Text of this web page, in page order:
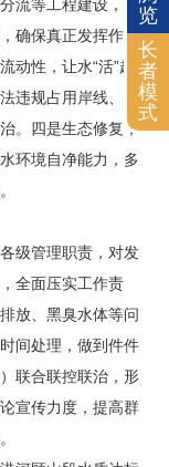
流等工程建设，完
确保真正发挥作
性，让水“活”起
违规占用岸线、私
。四是生态修复，
环境自净能力，多
级管理职责，对发
全面压实工作责
放、黑臭水体等问
间处理，做到件件
联合联控联治，形
宣传力度，提高群
览
长
者
模
式